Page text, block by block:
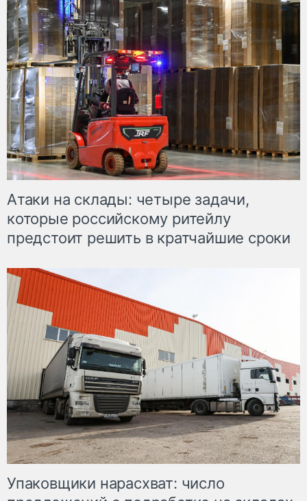
Атаки на склады: четыре задачи,
которые российскому ритейлу
предстоит решить в кратчайшие сроки
Упаковщики нарасхват: число